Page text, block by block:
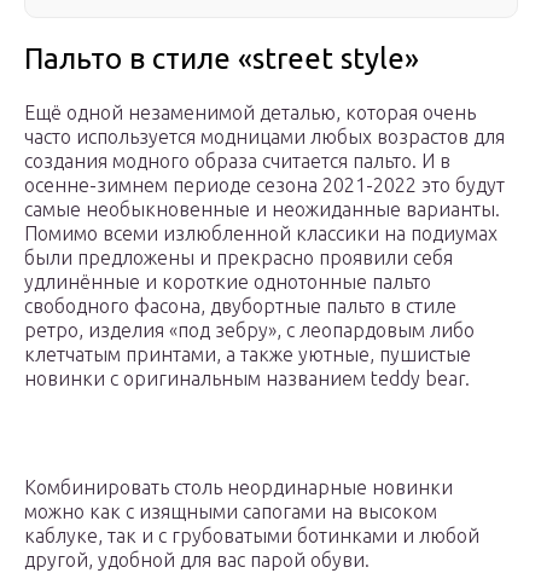
Пальто в стиле «street style»
Ещё одной незаменимой деталью, которая очень
часто используется модницами любых возрастов для
создания модного образа считается пальто. И в
осенне-зимнем периоде сезона 2021-2022 это будут
самые необыкновенные и неожиданные варианты.
Помимо всеми излюбленной классики на подиумах
были предложены и прекрасно проявили себя
удлинённые и короткие однотонные пальто
свободного фасона, двубортные пальто в стиле
ретро, изделия «под зебру», с леопардовым либо
клетчатым принтами, а также уютные, пушистые
новинки с оригинальным названием teddy bear.
Комбинировать столь неординарные новинки
можно как с изящными сапогами на высоком
каблуке, так и с грубоватыми ботинками и любой
другой, удобной для вас парой обуви.